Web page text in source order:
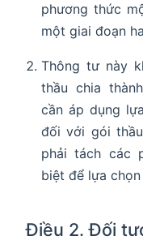
phương thức
một giai đoạn
Thông tư này
thầu chia
cần áp dụng
đối với gói
phải tách các
biệt để lựa chọn
Điều 2. Đối